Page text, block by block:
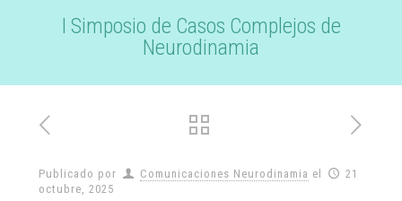
I Simposio de Casos Complejos de
Neurodinamia
Publicado por Comunicaciones Neurodinamia el
21
octubre, 2025